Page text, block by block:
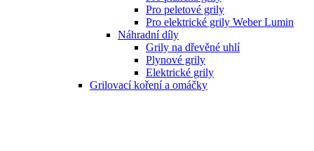
Pro peletové grily
Pro elektrické grily Weber Lumin
Náhradní díly
Grily na dřevěné uhlí
Plynové grily
Elektrické grily
Grilovací koření a omáčky